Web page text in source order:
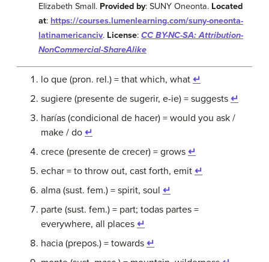
Elizabeth Small. Provided by: SUNY Oneonta. Located
at: https://courses.lumenlearning.com/suny-oneonta-
latinamericanciv. License: CC BY-NC-SA: Attribution-
NonCommercial-ShareAlike
lo que (pron. rel.) = that which, what ↵
sugiere (presente de sugerir, e-ie) = suggests ↵
harías (condicional de hacer) = would you ask /
make / do ↵
crece (presente de crecer) = grows ↵
echar = to throw out, cast forth, emit ↵
alma (sust. fem.) = spirit, soul ↵
parte (sust. fem.) = part; todas partes =
everywhere, all places ↵
hacia (prepos.) = towards ↵